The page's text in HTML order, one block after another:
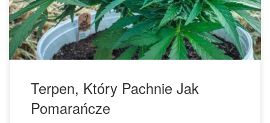
występującej w roślinie walencji i ma wiele obiecujących
właściwości przeciwutleniających i przeciwzapalnych, dzięki
[…]
Terpen, Który Pachnie Jak
Pomarańcze